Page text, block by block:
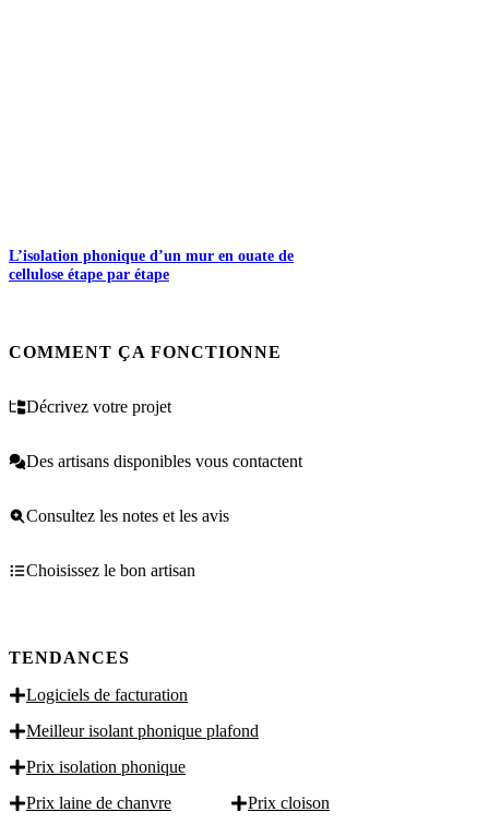
L’isolation phonique d’un mur en ouate de
cellulose étape par étape
COMMENT ÇA FONCTIONNE
Décrivez votre projet
Des artisans disponibles vous contactent
Consultez les notes et les avis
Choisissez le bon artisan
TENDANCES
Logiciels de facturation
Meilleur isolant phonique plafond
Prix isolation phonique
Prix laine de chanvre
Prix cloison